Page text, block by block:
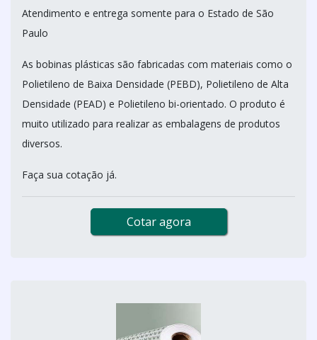
Atendimento e entrega somente para o Estado de São
Paulo
As bobinas plásticas são fabricadas com materiais como o
Polietileno de Baixa Densidade (PEBD), Polietileno de Alta
Densidade (PEAD) e Polietileno bi-orientado. O produto é
muito utilizado para realizar as embalagens de produtos
diversos.
Faça sua cotação já.
Cotar agora